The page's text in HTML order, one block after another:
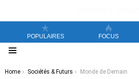
POPULAIRES FOCUS
You are here:
Home Sociétés & Futurs Monde de Demain